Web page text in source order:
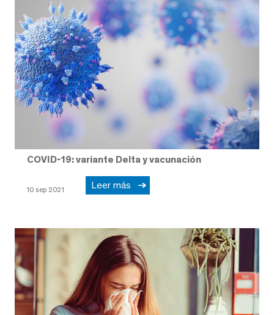
COVID-19: variante Delta y vacunación
10 sep 2021 Leer más